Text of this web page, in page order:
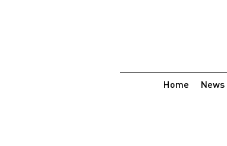
Home News